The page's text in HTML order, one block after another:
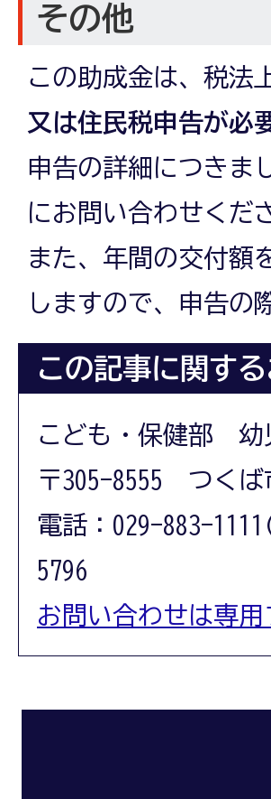
その他
この助成金は、税法
又は住民税申告が必
申告の詳細につきま
にお問い合わせくだ
また、年間の交付額
しますので、申告の
この記事に関す
こども・保健部 幼
〒305-8555 つくば
電話：029-883-
5796
お問い合わせは専